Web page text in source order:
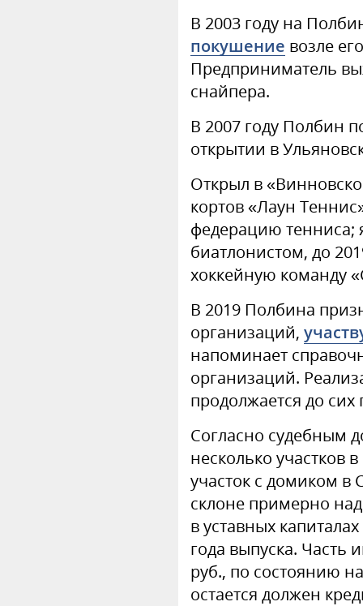
В 2003 году на
покушение возле
Предприниматель
снайпера.
В 2007 году Полбин
открытии в
Открыл в
кортов «Лаун
федерацию тенниса;
биатлонистом, до
хоккейную команду
В 2019 Полбина
организаций,
напоминает
организаций.
продолжается до сих
Согласно судебным
несколько участков
участок с домиком в
склоне примерно
в уставных
года выпуска. Часть
руб., по состоянию
остается должен